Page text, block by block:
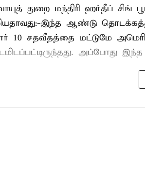
துறை மந்திரி ஹர்தீப் சிங்
இந்த ஆண்டு
10 சதவீதத்தை மட்டுமே
அப்போது